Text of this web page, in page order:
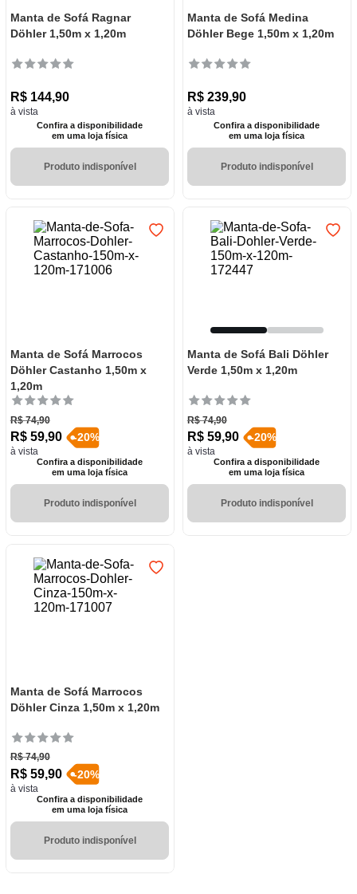
Manta de Sofá Ragnar
Döhler 1,50m x 1,20m
R$ 144,90
à vista
Confira a disponibilidade
em uma loja física
Produto indisponível
Manta de Sofá Medina
Döhler Bege 1,50m x 1,20m
R$ 239,90
à vista
Confira a disponibilidade
em uma loja física
Produto indisponível
Manta de Sofá Marrocos
Döhler Castanho 1,50m x
1,20m
R$ 74,90
R$ 59,90
à vista
-20%
Confira a disponibilidade
em uma loja física
Produto indisponível
Manta de Sofá Bali Döhler
Verde 1,50m x 1,20m
R$ 74,90
R$ 59,90
à vista
-20%
Confira a disponibilidade
em uma loja física
Produto indisponível
Manta de Sofá Marrocos
Döhler Cinza 1,50m x 1,20m
R$ 74,90
R$ 59,90
à vista
-20%
Confira a disponibilidade
em uma loja física
Produto indisponível